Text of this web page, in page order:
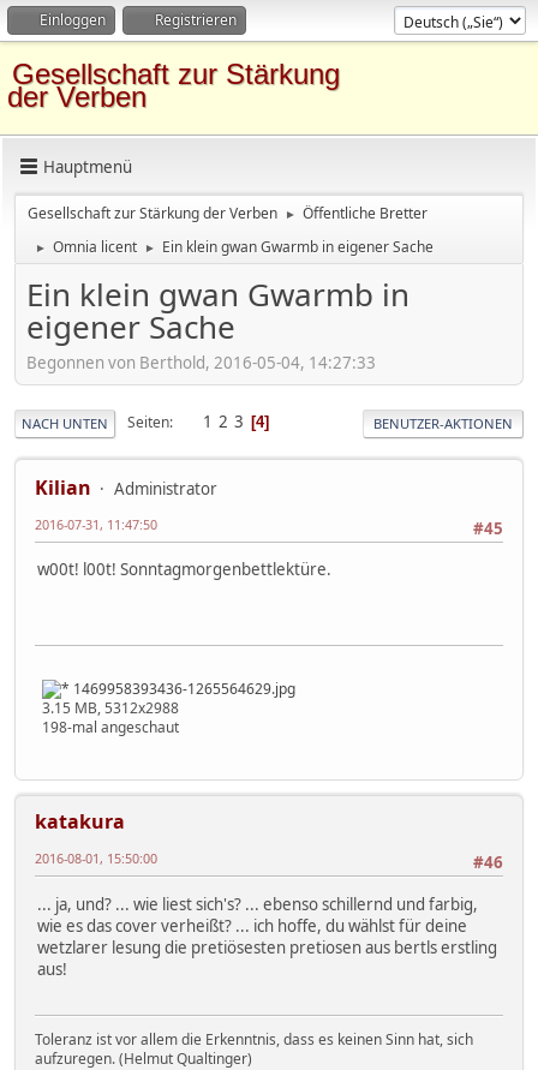
Einloggen Registrieren
Gesellschaft zur Stärkung
der Verben
Hauptmenü
Gesellschaft zur Stärkung der Verben ► Öffentliche Bretter
► Omnia licent ► Ein klein gwan Gwarmb in eigener Sache
Ein klein gwan Gwarmb in
eigener Sache
Begonnen von Berthold, 2016-05-04, 14:27:33
NACH UNTEN Seiten 1 2 3 4 BENUTZER-AKTIONEN
Kilian
Administrator
#45
2016-07-31, 11:47:50
w00t! l00t! Sonntagmorgenbettlektüre.
1469958393436-1265564629.jpg
3.15 MB, 5312x2988
198-mal angeschaut
katakura
#46
2016-08-01, 15:50:00
... ja, und? ... wie liest sich's? ... ebenso schillernd und farbig,
wie es das cover verheißt? ... ich hoffe, du wählst für deine
wetzlarer lesung die pretiösesten pretiosen aus bertls erstling
aus!
Toleranz ist vor allem die Erkenntnis, dass es keinen Sinn hat, sich
aufzuregen. (Helmut Qualtinger)